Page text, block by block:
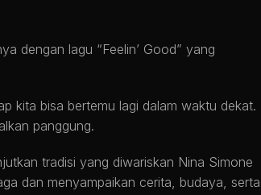
dengan lagu “Feelin’ Good” yang
kita bisa bertemu lagi dalam waktu dekat.
panggung.
tradisi yang diwariskan Nina Simone
dan menyampaikan cerita, budaya, serta